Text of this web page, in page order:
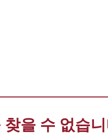
을 수 없습